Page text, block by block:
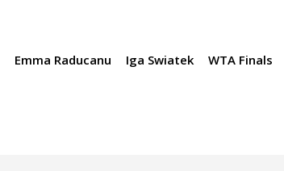
Emma Raducanu Iga Swiatek WTA Finals